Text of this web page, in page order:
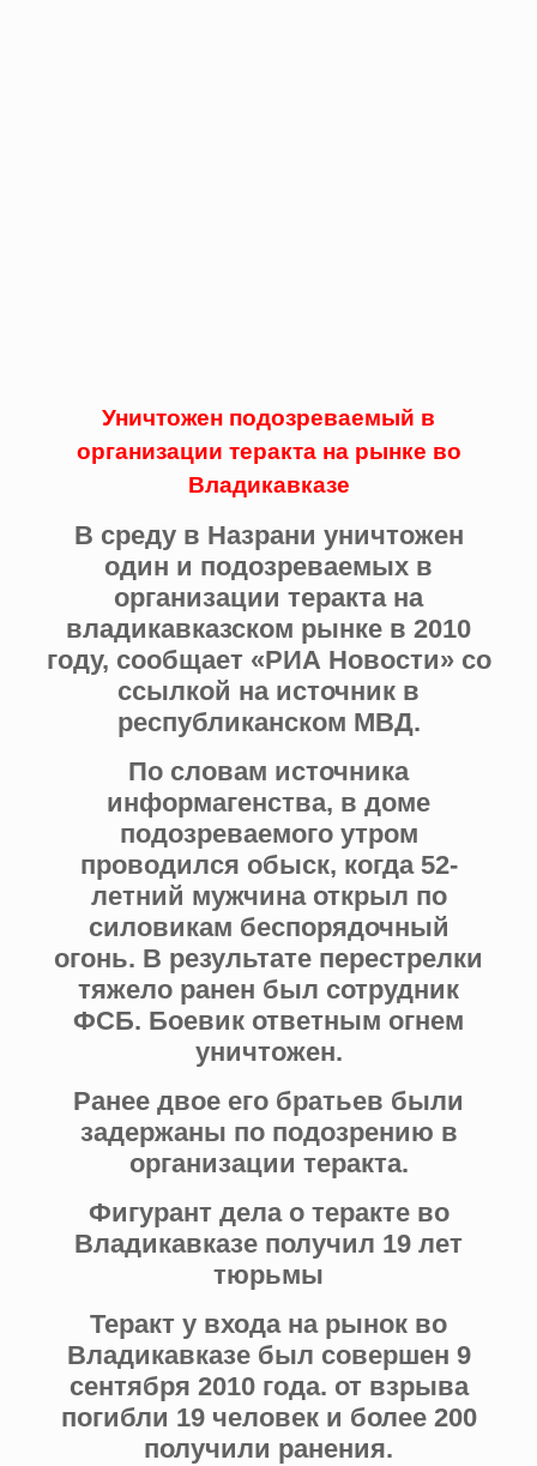
Уничтожен подозреваемый в
организации теракта на рынке во
Владикавказе
В среду в Назрани уничтожен
один и подозреваемых в
организации теракта на
владикавказском рынке в 2010
году, сообщает «РИА Новости» со
ссылкой на источник в
республиканском МВД.
По словам источника
информагенства, в доме
подозреваемого утром
проводился обыск, когда 52-
летний мужчина открыл по
силовикам беспорядочный
огонь. В результате перестрелки
тяжело ранен был сотрудник
ФСБ. Боевик ответным огнем
уничтожен.
Ранее двое его братьев были
задержаны по подозрению в
организации теракта.
Фигурант дела о теракте во
Владикавказе получил 19 лет
тюрьмы
Теракт у входа на рынок во
Владикавказе был совершен 9
сентября 2010 года. от взрыва
погибли 19 человек и более 200
получили ранения.